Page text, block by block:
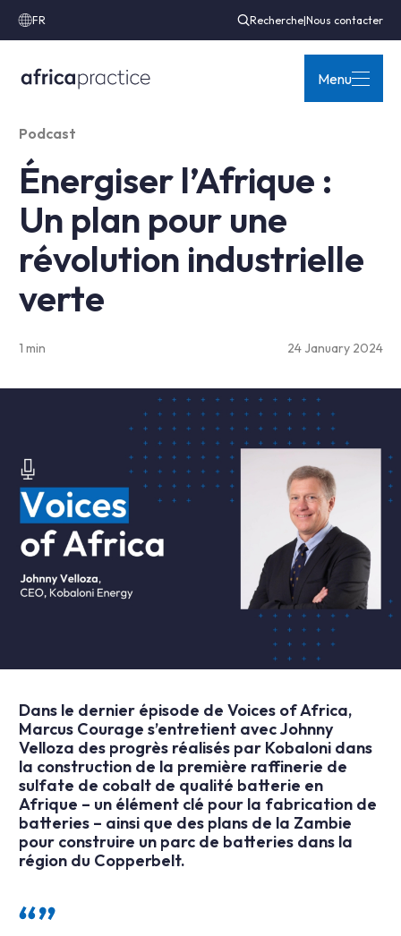
FR Recherche|Nous contacter
Menu
Podcast
Énergiser l’Afrique :
Un plan pour une
révolution industrielle
verte
1 min 24 January 2024
Dans le dernier épisode de Voices of Africa,
Marcus Courage s’entretient avec Johnny
Velloza des progrès réalisés par Kobaloni dans
la construction de la première raffinerie de
sulfate de cobalt de qualité batterie en
Afrique – un élément clé pour la fabrication de
batteries – ainsi que des plans de la Zambie
pour construire un parc de batteries dans la
région du Copperbelt.